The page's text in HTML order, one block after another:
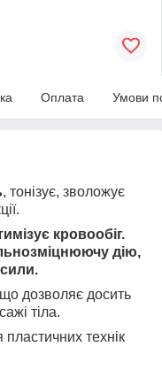
Оплата Умови
, тонізує, зволожує
кровообіг.
дію,
дозволяє досить
тіла.
технік